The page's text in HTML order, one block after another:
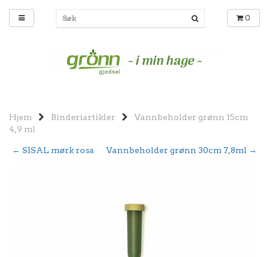
0
Hjem Binderiartikler
Vannbeholder grønn 15cm
4,9 ml
Vannbeholder grønn 30cm 7,8ml →
← SISAL mørk rosa